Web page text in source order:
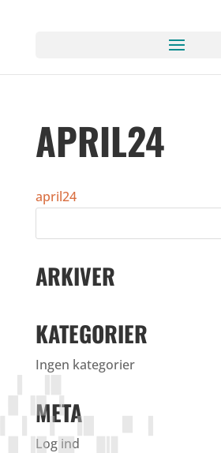
APRIL24
april24
ARKIVER
KATEGORIER
Ingen kategorier
META
Log ind